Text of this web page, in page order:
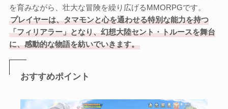
を育みながら、壮大な冒険を繰り広げるMMORPGです。
プレイヤーは、タマモンと心を通わせる特別な能力を持つ
「フィリアラー」となり、幻想大陸セント・トルースを舞台
に、感動的な物語を紡いでいきます。
おすすめポイント